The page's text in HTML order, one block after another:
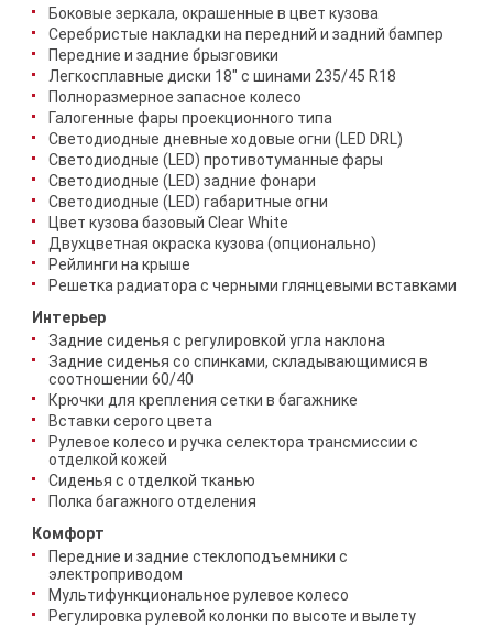
Боковые зеркала, окрашенные в цвет кузова
Серебристые накладки на передний и задний бампер
Передние и задние брызговики
Легкосплавные диски 18" с шинами 235/45 R18
Полноразмерное запасное колесо
Галогенные фары проекционного типа
Светодиодные дневные ходовые огни (LED DRL)
Светодиодные (LED) противотуманные фары
Светодиодные (LED) задние фонари
Светодиодные (LED) габаритные огни
Цвет кузова базовый Clear White
Двухцветная окраска кузова (опционально)
Рейлинги на крыше
Решетка радиатора с черными глянцевыми вставками
Интерьер
Задние сиденья с регулировкой угла наклона
Задние сиденья со спинками, складывающимися в
соотношении 60/40
Крючки для крепления сетки в багажнике
Вставки серого цвета
Рулевое колесо и ручка селектора трансмиссии с
отделкой кожей
Сиденья с отделкой тканью
Полка багажного отделения
Комфорт
Передние и задние стеклоподъемники с
электроприводом
Мультифункциональное рулевое колесо
Регулировка рулевой колонки по высоте и вылету